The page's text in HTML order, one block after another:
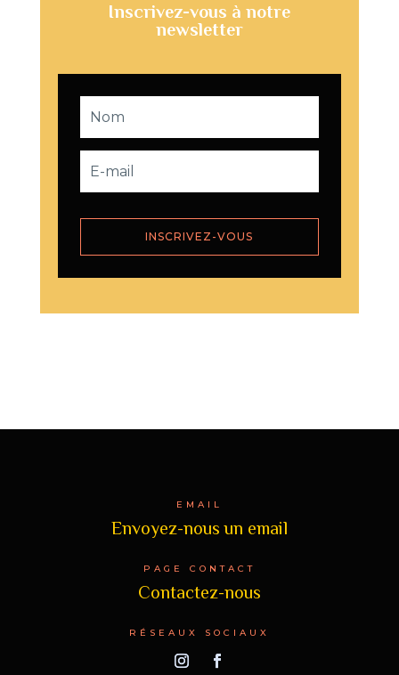
Inscrivez-vous à notre
newsletter
INSCRIVEZ-VOUS
EMAIL
Envoyez-nous un email
PAGE CONTACT
Contactez-nous
RÉSEAUX SOCIAUX